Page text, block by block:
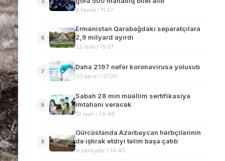
9 fevral / 11:37
6
Ermənistan Qarabağdakı separatçılara
2,9 milyard ayırdı
22 iyun / 15:01
7
Daha 2197 nəfər koronavirusa yoluxub
20 aprel / 17:00
8
Sabah 28 min müəllim sertifikasiya
imtahanı verəcək
19 iyun / 14:46
9
Gürcüstanda Azərbaycan hərbçilərinin
də iştirak etdiyi təlim başa çatıb
9 sentyabr / 14:40